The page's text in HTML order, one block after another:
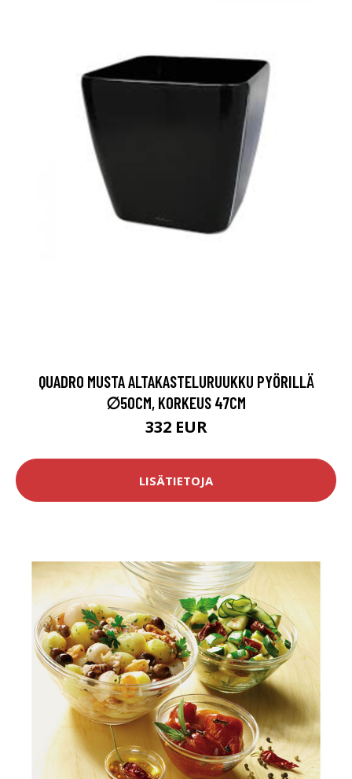
QUADRO MUSTA ALTAKASTELURUUKKU PYÖRILLÄ
∅50CM, KORKEUS 47CM
332 EUR
LISÄTIETOJA